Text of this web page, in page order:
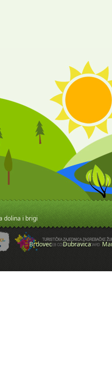
dolina i brigi
Brdovec Dubravica